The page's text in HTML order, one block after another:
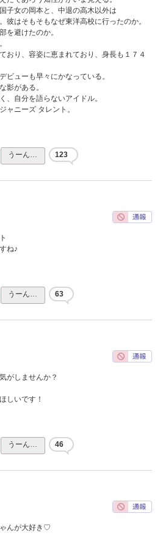
子女の岡本と、中退の高木以外は
彼はそもそもなぜ東洋高校に行ったのか。
を避けたのか。
おり、容姿に恵まれており、身長も１７４
ビューも早々にかなっている。
影がある。
、自分を語らないアイドル。
ャニーズ タレント。
うーん… 123
ね♪
うーん… 63
がしませんか？
しいです！
うーん… 46
んが大好き♡